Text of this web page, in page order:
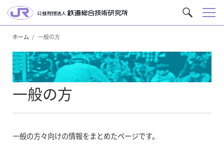
サ
イ
内
を
検
メ
ホーム 一般の方
一般の方
一般の方々向けの情報をまとめたページです。